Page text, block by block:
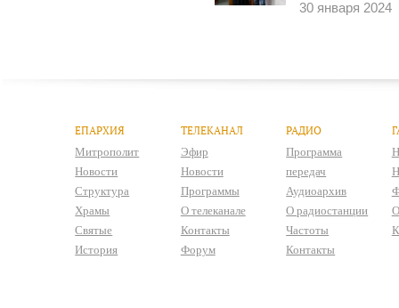
30 января 2024
ЕПАРХИЯ
Митрополит
Новости
Структура
Храмы
Святые
История
ТЕЛЕКАНАЛ
Эфир
Новости
Программы
О телеканале
Контакты
Форум
РАДИО
Программа
передач
Аудиоархив
О радиостанции
Частоты
Контакты